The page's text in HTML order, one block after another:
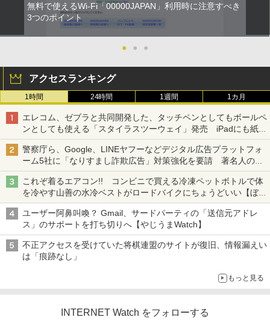
無料で使えるWi-Fi「00000JAPAN」利用時に注意すべき
3つのポイント
● ● ●
アクセスランキング
1時間 24時間 1週間 1カ月
エレコム、ゼブラと共同開発した、タッチペンとしてもボールペ
ンとしても使える「スタイラスツーウェイ」発売 iPadにも紙に
も、持ち替えずに書き込める
警察庁ら、Google、LINEヤフーなどデジタル広告プラットフォ
ーム5社に「なりすまし詐欺広告」対策強化を要請 著名人の写
真や映像を使った投資詐欺などへの対策として
これぞ着るエアコン!! コンビニで買える冷凍ペットボトルで体
を冷やす山善の水冷ベストがロードバイクにちょうどいい【ぼっ
ち・ざ・ろーど！その14】【空いた時間でなにしてる？】
ユーザー阿鼻叫喚？ Gmail、サードパーティの「送信元アドレ
ス」のサポートを打ち切りへ【やじうまWatch】
不正アクセスを受けていた将棋連盟のサイトが復旧、情報漏えい
は「痕跡なし」
もっと見る
INTERNET Watch をフォローする